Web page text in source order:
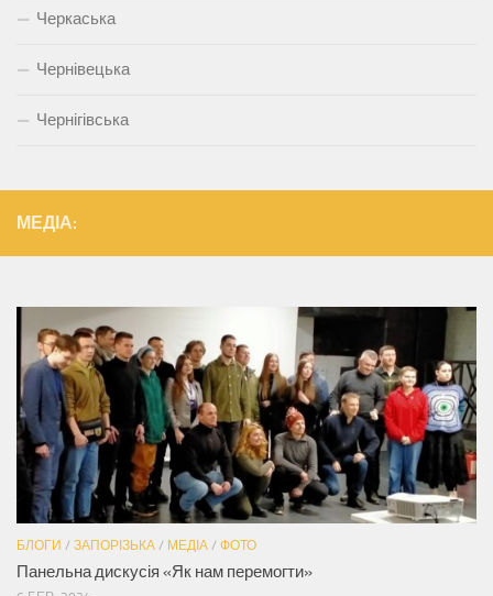
Черкаська
Чернівецька
Чернігівська
МЕДІА:
БЛОГИ / ЗАПОРІЗЬКА / МЕДІА / ФОТО
Панельна дискусія «Як нам перемогти»